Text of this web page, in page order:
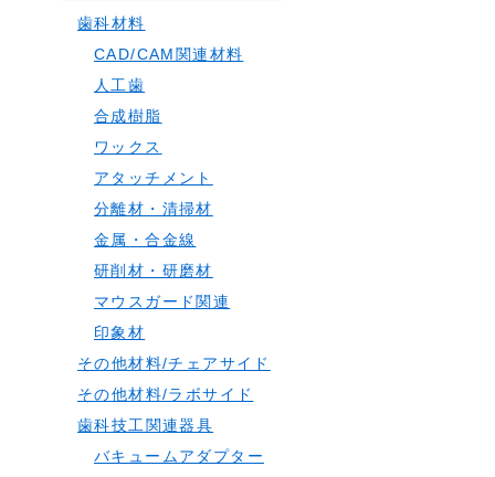
歯科材料
CAD/CAM関連材料
人工歯
合成樹脂
ワックス
アタッチメント
分離材・清掃材
金属・合金線
研削材・研磨材
マウスガード関連
印象材
その他材料/チェアサイド
その他材料/ラボサイド
歯科技工関連器具
バキュームアダプター